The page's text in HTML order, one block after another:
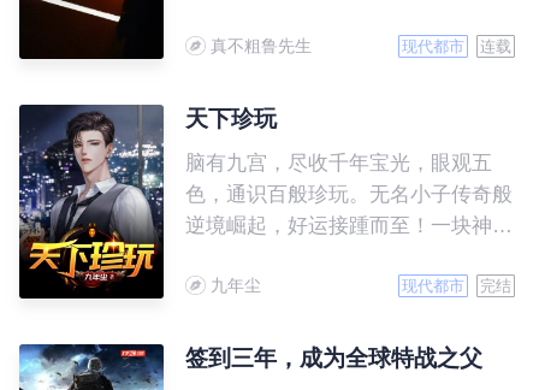
发生了转折……
真不粗鲁先生 现代都市 连载
天下珍玩
脑有九宫，尽收千年宝光，眼观五
色，通识百般珍玩。无名小子传奇般
逆境崛起，好运接踵而至！一块神秘
力？古玩江湖波诡云谲，贪欲人心诡
缘，只在弹指间。
九年尘 现代都市 完结
签到三年，成为全球特战之父